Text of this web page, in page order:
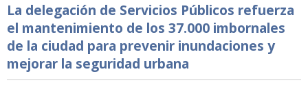
La delegación de Servicios Públicos refuerza
el mantenimiento de los 37.000 imbornales
de la ciudad para prevenir inundaciones y
mejorar la seguridad urbana